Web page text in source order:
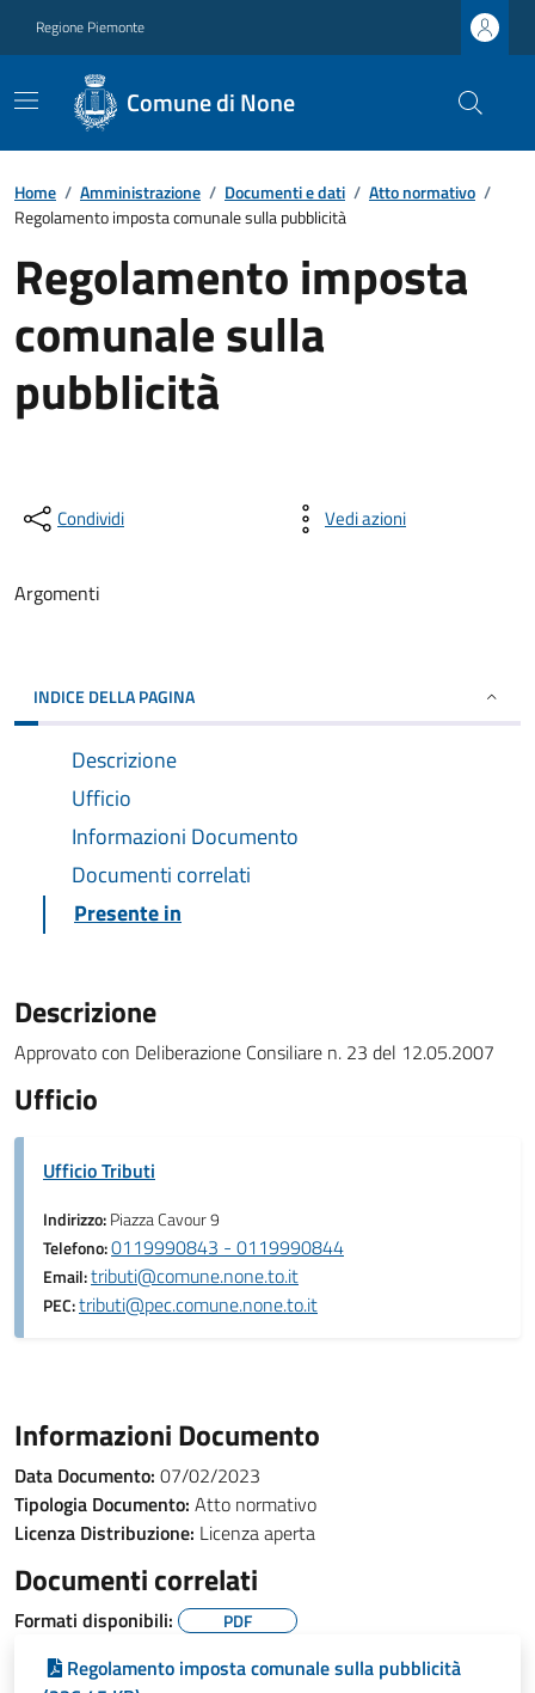
Regione Piemonte
Comune di None
Home / Amministrazione / Documenti e dati / Atto normativo /
Regolamento imposta comunale sulla pubblicità
Regolamento imposta
comunale sulla
pubblicità
Condividi Vedi azioni
Argomenti
INDICE DELLA PAGINA
Descrizione
Ufficio
Informazioni Documento
Documenti correlati
Presente in
Descrizione
Approvato con Deliberazione Consiliare n. 23 del 12.05.2007
Ufficio
Ufficio Tributi
Indirizzo:Piazza Cavour 9
Telefono:0119990843 - 0119990844
Email:tributi@comune.none.to.it
PEC:tributi@pec.comune.none.to.it
Informazioni Documento
Data Documento: 07/02/2023
Tipologia Documento: Atto normativo
Licenza Distribuzione: Licenza aperta
Documenti correlati
Formati disponibili: PDF
Regolamento imposta comunale sulla pubblicità